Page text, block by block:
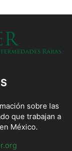
sobre las
que trabajan a
México.